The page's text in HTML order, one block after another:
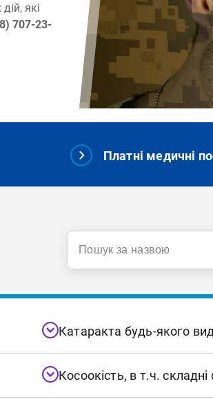
які
707-23-
Платні медичні
Катаракта будь-якого
штучну лінзу, яку ми
можливість жити звичним
Косоокість, в т.ч.